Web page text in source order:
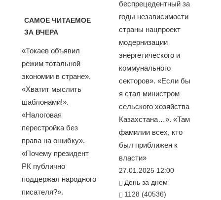
САМОЕ ЧИТАЕМОЕ
ЗА ВЧЕРА
«Токаев объявил
режим тотальной
экономии в стране».
«Хватит мыслить
шаблонами!».
«Налоговая
перестройка без
права на ошибку».
«Почему президент
РК публично
поддержал народного
писателя?».
беспрецедентный за
годы независимости
страны нацпроект
модернизации
энергетического и
коммунального
секторов». «Если бы
я стал министром
сельского хозяйства
Казахстана…». «Там
фамилии всех, кто
был приближен к
власти»
27.01.2025 12:00
День за днем
1128 (40536)